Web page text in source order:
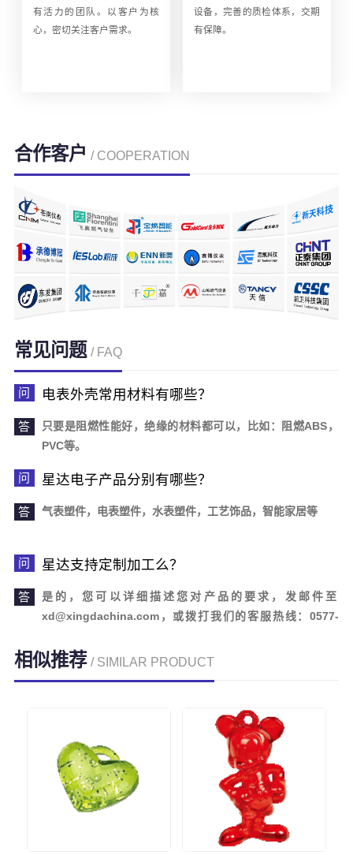
有活力的团队。以客户为核
心，密切关注客户需求。
设备，完善的质检体系，交期
有保障。
合作客户 / COOPERATION
常见问题 / FAQ
电表外壳常用材料有哪些？
只要是阻燃性能好，绝缘的材料都可以，比如：阻燃ABS，
PVC等。
星达电子产品分别有哪些？
气表塑件，电表塑件，水表塑件，工艺饰品，智能家居等
星达支持定制加工么？
是的，您可以详细描述您对产品的要求，发邮件至
xd@xingdachina.com，或拨打我们的客服热线：0577-
相似推荐 / SIMILAR PRODUCT